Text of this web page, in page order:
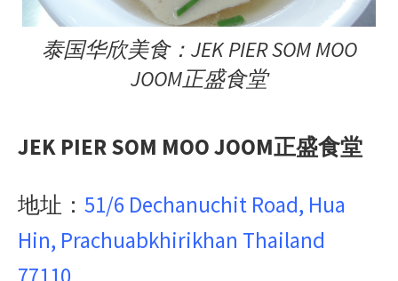
泰国华欣美食：JEK PIER SOM MOO
JOOM正盛食堂
JEK PIER SOM MOO JOOM正盛食堂
地址： 51/6 Dechanuchit Road, Hua
Hin, Prachuabkhirikhan Thailand